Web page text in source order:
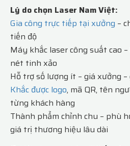
Lý do chọn Laser Nam Việt:
Gia công trực tiếp tại xưởng –
tiến độ
Máy khắc laser công suất cao
nét tinh xảo
Hỗ trợ số lượng ít – giá xưởng
Khắc được logo, mã QR, tên
từng khách hàng
Thành phẩm chỉnh chu – phù
giá trị thương hiệu lâu dài